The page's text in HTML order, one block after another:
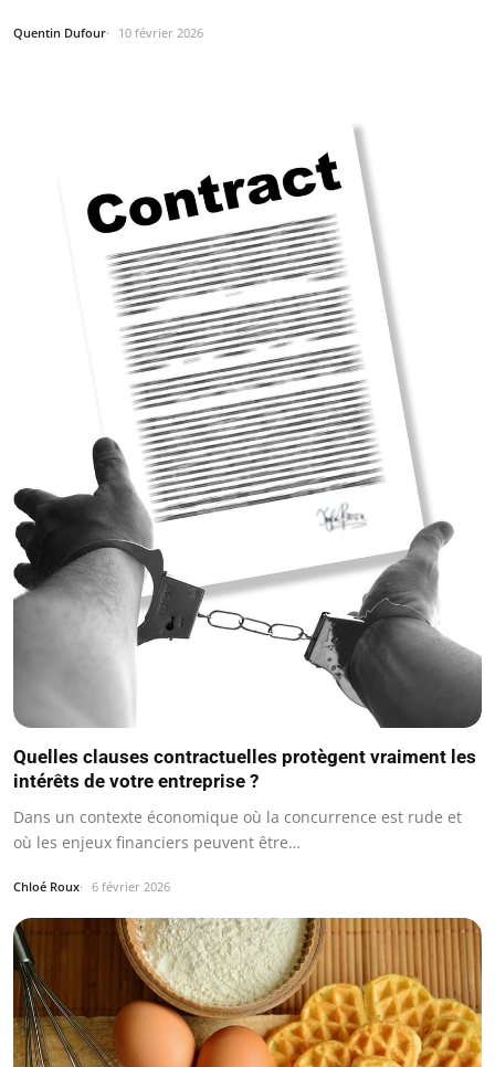
Quentin Dufour 10 février 2026
Quelles clauses contractuelles protègent vraiment les
intérêts de votre entreprise ?
Dans un contexte économique où la concurrence est rude et
où les enjeux financiers peuvent être…
Chloé Roux 6 février 2026